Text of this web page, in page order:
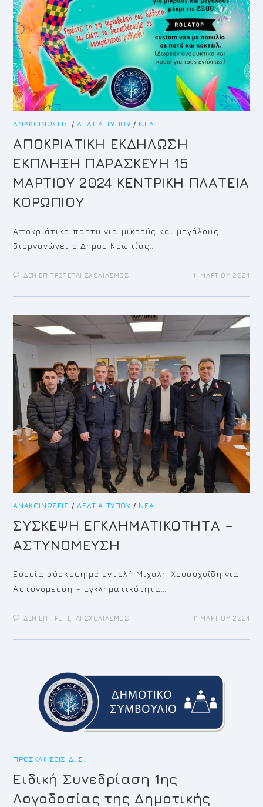
ΑΝΑΚΟΙΝΏΣΕΙΣ /ΔΕΛΤΊΑ ΤΎΠΟΥ / ΝΈΑ
ΑΠΟΚΡΙΑΤΙΚΗ ΕΚΔΗΛΩΣΗ
ΕΚΠΛΗΞΗ ΠΑΡΑΣΚΕΥΗ 15
ΜΑΡΤΙΟΥ 2024 ΚΕΝΤΡΙΚΗ ΠΛΑΤΕΙΑ
ΚΟΡΩΠΙΟΥ
Aποκριάτικο πάρτυ για μικρούς και μεγάλους
διοργανώνει ο Δήμος Κρωπίας…
ΔΕΝ ΕΠΙΤΡΈΠΕΤΑΙ ΣΧΟΛΙΑΣΜΌΣΣΤΟ
ΕΚΠΛΗΞΗ
15
ΜΑΡΤΙΟΥ
2024
ΚΕΝΤΡΙΚΗ
ΠΛΑΤΕΙΑ
ΚΟΡΩΠΙΟΥ
11 ΜΑΡΤΊΟΥ 2024
ΑΝΑΚΟΙΝΏΣΕΙΣ /ΔΕΛΤΊΑ ΤΎΠΟΥ / ΝΈΑ
ΣΥΣΚΕΨΗ ΕΓΚΛΗΜΑΤΙΚΟΤΗΤΑ –
ΑΣΤΥΝΟΜΕΥΣΗ
Ευρεία σύσκεψη με εντολή Μιχάλη Χρυσοχοΐδη για
Αστυνόμευση - Εγκληματικότητα…
ΔΕΝ ΕΠΙΤΡΈΠΕΤΑΙ ΣΧΟΛΙΑΣΜΌΣΣΤΟ
–
11 ΜΑΡΤΊΟΥ 2024
ΠΡΟΣΚΛΉΣΕΙΣ Δ. Σ.
Eιδική Συνεδρίαση 1ης
Λογοδοσίας της Δημοτικής